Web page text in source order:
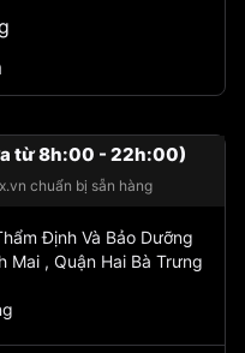
từ 8h:00 - 22h:00)
chuẩn bị sẵn hàng
Định Và Bảo Dưỡng
Mai , Quận Hai Bà Trưng